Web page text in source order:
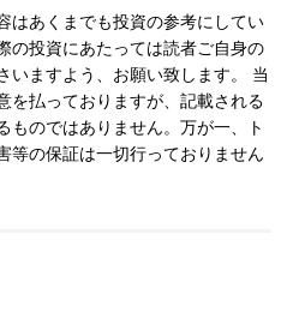
はあくまでも投資の参考にしてい
の投資にあたっては読者ご自身の
いますよう、お願い致します。 当
を払っておりますが、記載される
ものではありません。万が一、ト
等の保証は一切行っておりません